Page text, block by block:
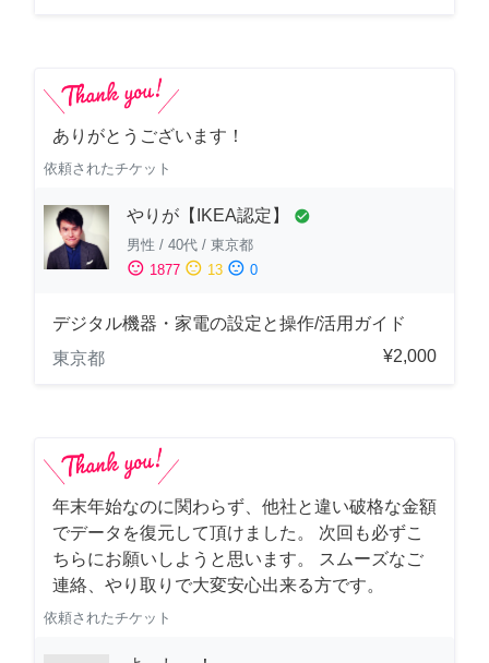
ありがとうございます！
依頼されたチケット
やりが【IKEA認定】 check_circle
男性 / 40代 / 東京都
sentiment_satisfied 1877 sentiment_neutral 13 sentiment_dissatisfied 0
デジタル機器・家電の設定と操作/活用ガイド
東京都
¥2,000
年末年始なのに関わらず、他社と違い破格な金額
でデータを復元して頂けました。 次回も必ずこ
ちらにお願いしようと思います。 スムーズなご
連絡、やり取りで大変安心出来る方です。
依頼されたチケット